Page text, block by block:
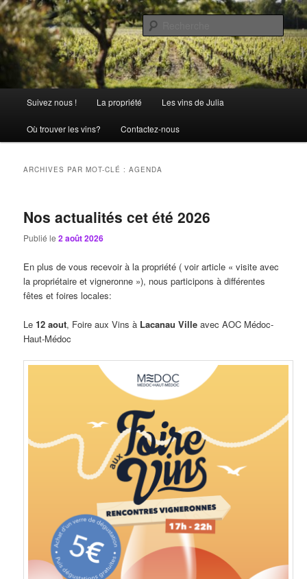
Aller
au
contenu
principal
Aller
au
contenu
secondaireChâteau Julia
La passion comme tradition
principal
Suivez nous ! La propriété Les vins de Julia
Où trouver les vins? Contactez-nous
ARCHIVES PAR MOT-CLÉ :AGENDA
Nos actualités cet été 2026
Publié le2 août 2026
En plus de vous recevoir à la propriété ( voir article « visite avec
la propriétaire et vigneronne »), nous participons à différentes
fêtes et foires locales:
Le12 aout, Foire aux Vins à Lacanau Ville avec AOC Médoc-
Haut-Médoc